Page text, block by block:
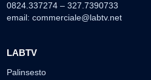
0824.337274 – 327.7390733
email: commerciale@labtv.net
LABTV
Palinsesto